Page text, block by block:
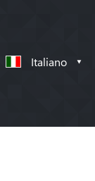
Italiano